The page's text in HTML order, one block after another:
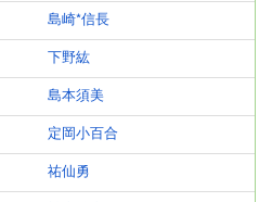
島崎*信長
下野紘
島本須美
定岡小百合
祐仙勇